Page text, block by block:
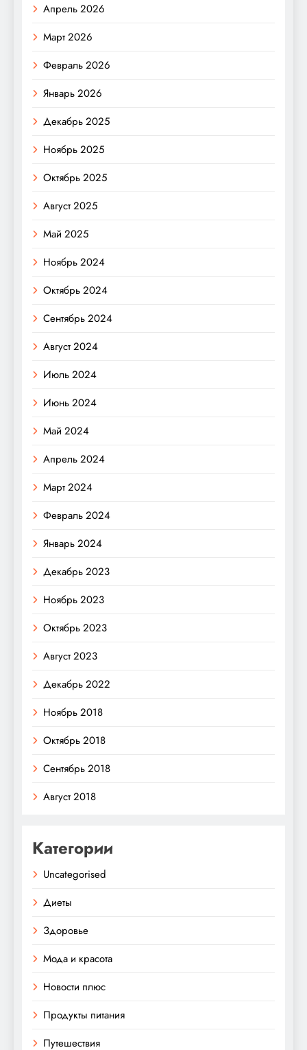
Апрель 2026
Март 2026
Февраль 2026
Январь 2026
Декабрь 2025
Ноябрь 2025
Октябрь 2025
Август 2025
Май 2025
Ноябрь 2024
Октябрь 2024
Сентябрь 2024
Август 2024
Июль 2024
Июнь 2024
Май 2024
Апрель 2024
Март 2024
Февраль 2024
Январь 2024
Декабрь 2023
Ноябрь 2023
Октябрь 2023
Август 2023
Декабрь 2022
Ноябрь 2018
Октябрь 2018
Сентябрь 2018
Август 2018
Категории
Uncategorised
Диеты
Здоровье
Мода и красота
Новости плюс
Продукты питания
Путешествия